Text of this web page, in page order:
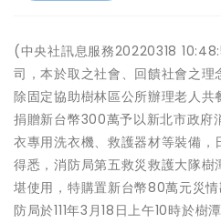
(中央社訊息服務20220318
司，本於取之社會、回饋社會之理
除固定協助樹林區公所辦理老人
捐贈新台幣300萬予以新北市政府
衣專用洗衣機、救護器材等裝備，
得悉，消防局第五救災救護大隊
堪使用，特購置新台幣80萬元災
防局於111年3月18日上午10時於